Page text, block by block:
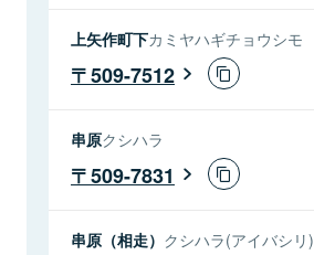
上矢作町下カミヤハギチョウシモ
509-7512
串原クシハラ
509-7831
串原（相走） クシハラ(アイバシリ)